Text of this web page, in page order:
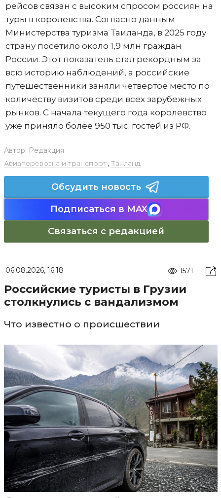
рейсов связан с высоким спросом россиян на
туры в королевства. Согласно данным
Министерства туризма Таиланда, в 2025 году
страну посетило около 1,9 млн граждан
России. Этот показатель стал рекордным за
всю историю наблюдений, а российские
путешественники заняли четвертое место по
количеству визитов среди всех зарубежных
рынков. С начала текущего года королевство
уже приняло более 950 тыс. гостей из РФ.
Автор: Редакция
Авиаперевозка и транспорт, Таиланд
Обсудить новость
Подписаться в MAX
Связаться с редакцией
06.08.2026, 16:18 1571
Российские туристы в Грузии
столкнулись с вандализмом
Что известно о происшествии